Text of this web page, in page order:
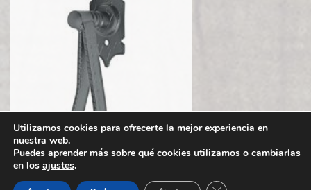
Aviso legal
Política de cookies
Utilizamos cookies para ofrecerte la mejor experiencia en
nuestra web.
Puedes aprender más sobre qué cookies utilizamos o cambiarlas
en los ajustes.